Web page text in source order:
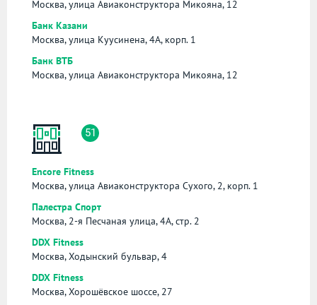
Москва, улица Авиаконструктора Микояна, 12
Банк Казани
Москва, улица Куусинена, 4А, корп. 1
Банк ВТБ
Москва, улица Авиаконструктора Микояна, 12
51
Encore Fitness
Москва, улица Авиаконструктора Сухого, 2, корп. 1
Палестра Спорт
Москва, 2-я Песчаная улица, 4А, стр. 2
DDX Fitness
Москва, Ходынский бульвар, 4
DDX Fitness
Москва, Хорошёвское шоссе, 27